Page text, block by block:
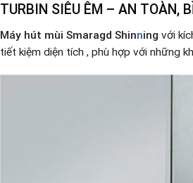
TURBIN SIÊU ÊM – AN TOÀN,
Máy hút mùi Smaragd Shinning với
tiết kiệm diện tích , phù hợp với những